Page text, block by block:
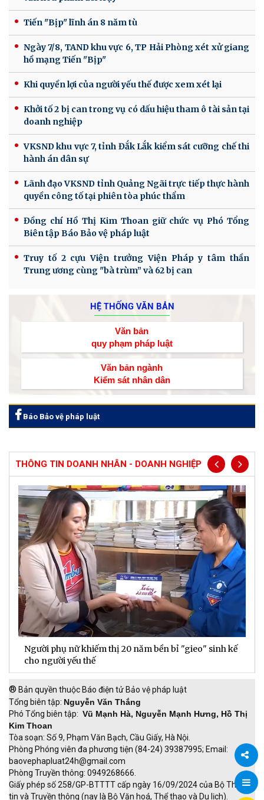
Chia
Tiến "Bịp" lĩnh án 8 năm tù
Ngày 7/8, TAND khu vực 6, TP Hải Phòng xét xử giang
hồ mạng Tiến "Bịp"
Khi quyền lợi của người yếu thế được xem xét lại
Khởi tố 2 bị can trong vụ có dấu hiệu tham ô tài sản tại
doanh nghiệp
VKSND khu vực 7, tỉnh Đắk Lắk kiểm sát cưỡng chế thi
hành án dân sự
Lãnh đạo VKSND tỉnh Quảng Ngãi trực tiếp thực hành
quyền công tố tại phiên tòa phúc thẩm
Đồng chí Hồ Thị Kim Thoan giữ chức vụ Phó Tổng
Biên tập Báo Bảo vệ pháp luật
Truy tố 2 cựu Viện trưởng Viện Pháp y tâm thần
Trung ương cùng "bà trùm” và 62 bị can
HỆ THỐNG VĂN BẢN
Văn bản
quy phạm pháp luật
Văn bản ngành
Kiểm sát nhân dân
Báo Bảo vệ pháp luật
THÔNG TIN DOANH NHÂN - DOANH NGHIỆP
Người phụ nữ khiếm thị 20 năm bền bỉ "gieo" sinh kế
cho người yếu thế
® Bản quyền thuộc Báo điện tử Bảo vệ pháp luật
Tổng biên tập: Nguyễn Văn Thắng
Phó Tổng biên tập: Vũ Mạnh Hà, Nguyễn Mạnh Hưng, Hồ Thị
Kim Thoan
Tòa soạn: Số 9, Phạm Văn Bạch, Cầu Giấy, Hà Nội.
Phòng Phóng viên đa phương tiện (84-24) 39387995; Email:
baovephapluat24h@gmail.com
Phòng Truyền thông: 0949268666.
Giấy phép số 258/GP-BTTTT cấp ngày 16/09/2024 của Bộ Thông
tin và Truyền thông (nay là Bộ Văn hoá, Thể thao và Du lịch).